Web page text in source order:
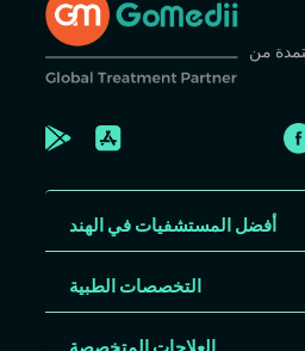
من
أفضل المستشفيات في الهند
التخصصات الطبية